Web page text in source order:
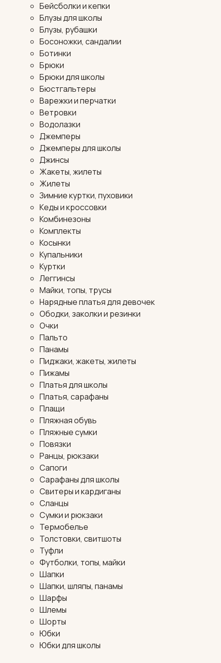
Бейсболки и кепки
Блузы для школы
Блузы, рубашки
Босоножки, сандалии
Ботинки
Брюки
Брюки для школы
Бюстгальтеры
Варежки и перчатки
Ветровки
Водолазки
Джемперы
Джемперы для школы
Джинсы
Жакеты, жилеты
Жилеты
Зимние куртки, пуховики
Кеды и кроссовки
Комбинезоны
Комплекты
Косынки
Купальники
Куртки
Леггинсы
Майки, топы, трусы
Нарядные платья для девочек
Ободки, заколки и резинки
Очки
Пальто
Панамы
Пиджаки, жакеты, жилеты
Пижамы
Платья для школы
Платья, сарафаны
Плащи
Пляжная обувь
Пляжные сумки
Повязки
Ранцы, рюкзаки
Сапоги
Сарафаны для школы
Свитеры и кардиганы
Сланцы
Сумки и рюкзаки
Термобелье
Толстовки, свитшоты
Туфли
Футболки, топы, майки
Шапки
Шапки, шляпы, панамы
Шарфы
Шлемы
Шорты
Юбки
Юбки для школы